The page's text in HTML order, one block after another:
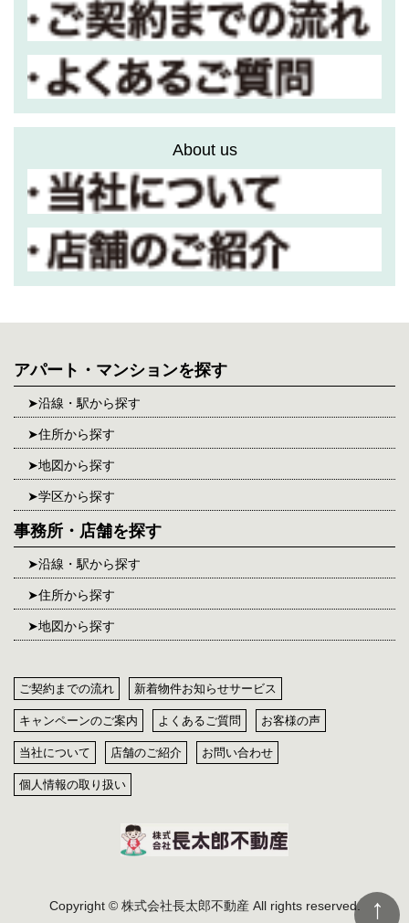
About us
アパート・マンションを探す
沿線・駅から探す
住所から探す
地図から探す
学区から探す
事務所・店舗を探す
沿線・駅から探す
住所から探す
地図から探す
ご契約までの流れ 新着物件お知らせサービス
キャンペーンのご案内 よくあるご質問 お客様の声
当社について 店舗のご紹介 お問い合わせ
個人情報の取り扱い
Copyright © 株式会社長太郎不動産 All rights reserved.